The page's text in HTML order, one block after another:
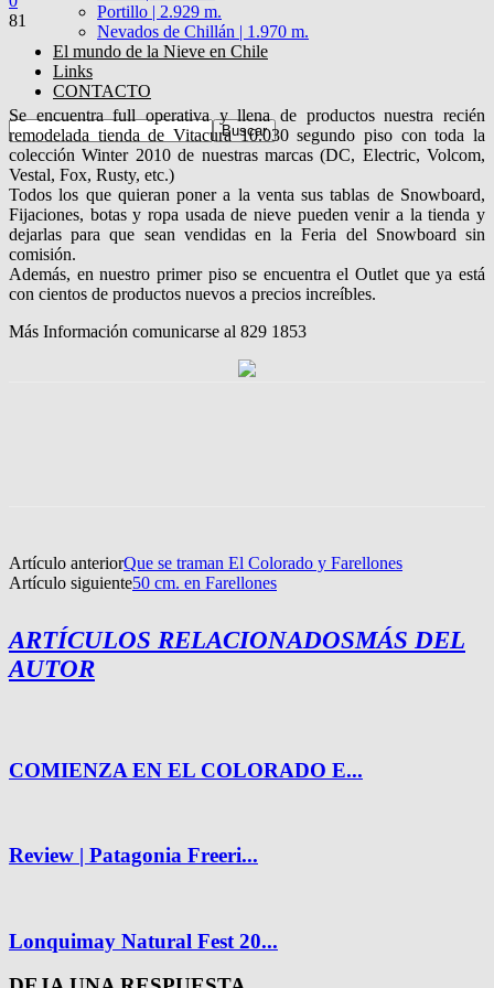
Portillo | 2.929 m.
Nevados de Chillán | 1.970 m.
El mundo de la Nieve en Chile
Links
CONTACTO
81
Se encuentra full operativa y llena de productos nuestra recién
remodelada tienda de Vitacura 10.030 segundo piso con toda la
colección Winter 2010 de nuestras marcas (DC, Electric, Volcom,
Vestal, Fox, Rusty, etc.)
Todos los que quieran poner a la venta sus tablas de Snowboard,
Fijaciones, botas y ropa usada de nieve pueden venir a la tienda y
dejarlas para que sean vendidas en la Feria del Snowboard sin
comisión.
Además, en nuestro primer piso se encuentra el Outlet que ya está
con cientos de productos nuevos a precios increíbles.
Más Información comunicarse al 829 1853
Artículo anteriorQue se traman El Colorado y Farellones
Artículo siguiente50 cm. en Farellones
ARTÍCULOS RELACIONADOSMÁS DEL
AUTOR
COMIENZA EN EL COLORADO E...
Review | Patagonia Freeri...
Lonquimay Natural Fest 20...